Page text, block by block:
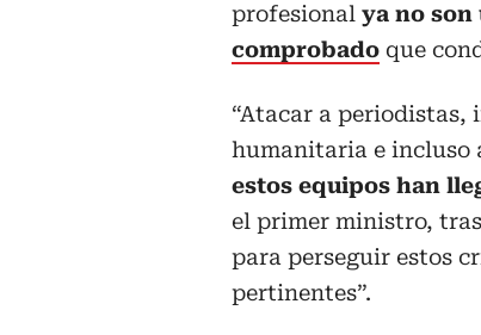
profesional ya no son
comprobado que
“Atacar a periodistas,
humanitaria e incluso
estos equipos han
el primer ministro,
para perseguir estos
pertinentes”.